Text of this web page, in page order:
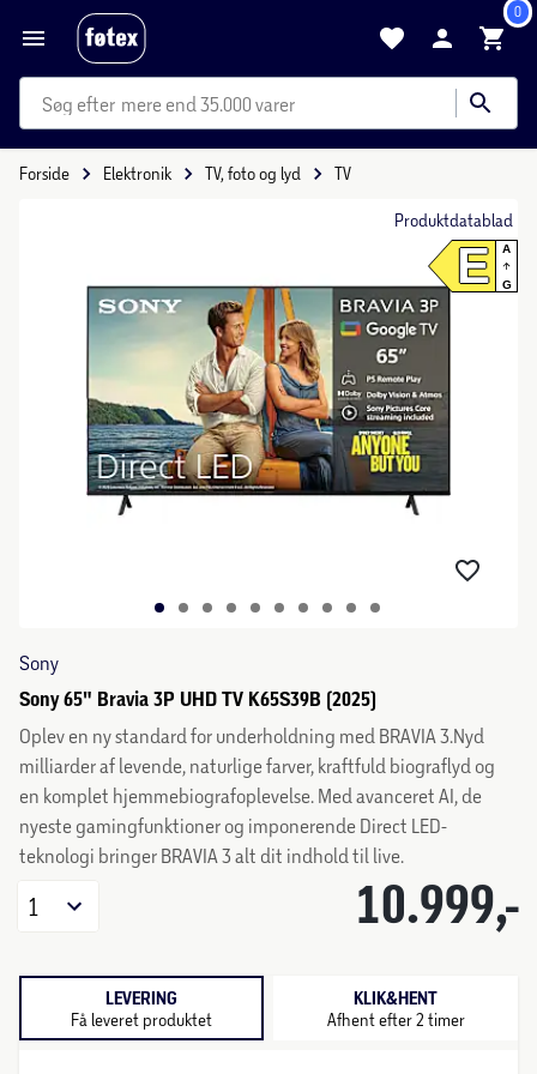
0
mere end 35.000 varer
Forside Elektronik TV, foto og lyd TV
Produktdatablad
E A
G
Sony
Sony 65" Bravia 3P UHD TV K65S39B (2025)
Oplev en ny standard for underholdning med BRAVIA 3.Nyd
milliarder af levende, naturlige farver, kraftfuld biograflyd og
en komplet hjemmebiografoplevelse. Med avanceret AI, de
nyeste gamingfunktioner og imponerende Direct LED-
teknologi bringer BRAVIA 3 alt dit indhold til live.
10.999,-
1
LEVERING
Få leveret produktet
KLIK&HENT
Afhent efter 2 timer